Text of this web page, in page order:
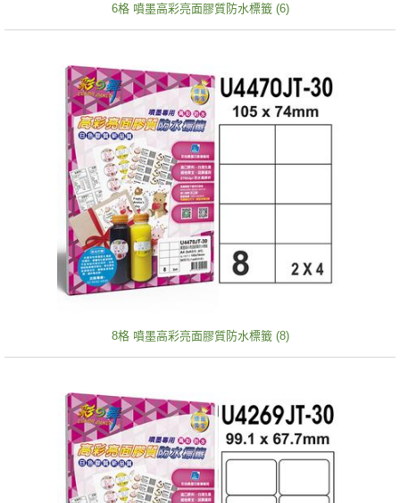
6格 噴墨高彩亮面膠質防水標籤 (6)
8格 噴墨高彩亮面膠質防水標籤 (8)